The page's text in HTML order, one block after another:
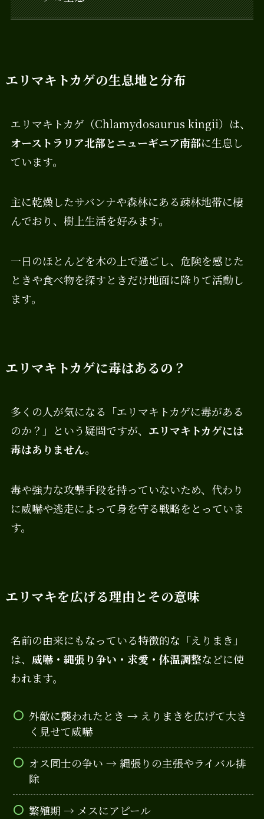
エリマキトカゲの生息地と分布
エリマキトカゲ（Chlamydosaurus kingii）は、
オーストラリア北部とニューギニア南部に生息し
ています。
主に乾燥したサバンナや森林にある疎林地帯に棲
んでおり、樹上生活を好みます。
一日のほとんどを木の上で過ごし、危険を感じた
ときや食べ物を探すときだけ地面に降りて活動し
ます。
エリマキトカゲに毒はあるの？
多くの人が気になる「エリマキトカゲに毒がある
のか？」という疑問ですが、 エリマキトカゲには
毒はありません。
毒や強力な攻撃手段を持っていないため、代わり
に威嚇や逃走によって身を守る戦略をとっていま
す。
エリマキを広げる理由とその意味
名前の由来にもなっている特徴的な「えりまき」
は、 威嚇・縄張り争い・求愛・体温調整などに使
われます。
外敵に襲われたとき → えりまきを広げて大き
く見せて威嚇
オス同士の争い → 縄張りの主張やライバル排
除
繁殖期 → メスにアピール